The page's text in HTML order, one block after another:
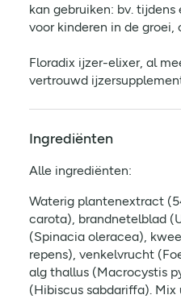
kan gebruiken: bv.
voor kinderen in de groei,
Floradix ijzer-elixer, al
vertrouwd
Ingrediënten
Alle ingrediënten:
Waterig plantenextract
carota), brandnetelblad
(Spinacia oleracea),
repens), venkelvrucht
alg thallus (Macrocystis
(Hibiscus sabdariffa). Mix